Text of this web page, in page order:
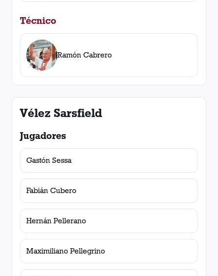
Técnico
Ramón Cabrero
Vélez Sarsfield
Jugadores
Gastón Sessa
Fabián Cubero
Hernán Pellerano
Maximiliano Pellegrino